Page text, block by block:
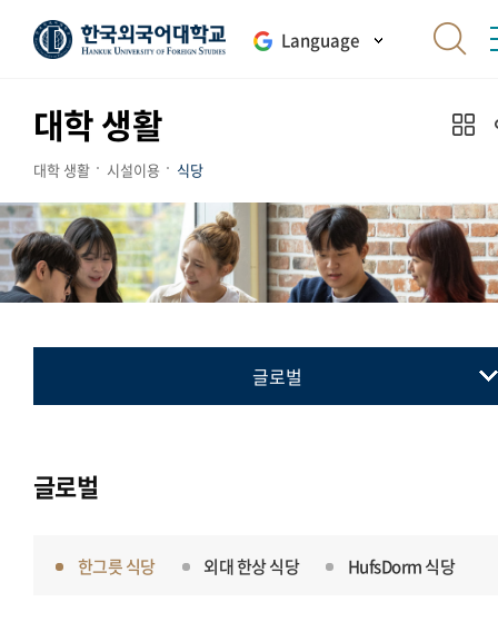
Language
대학 생활
대학 생활 시설이용 식당
글로벌
글로벌
한그릇 식당 외대 한상 식당 HufsDorm 식당